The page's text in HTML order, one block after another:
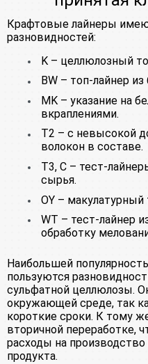
Крафтовые лайнеры
разновидностей:
K – целлюлозный
BW – топ-лайнер
MK – указание на
вкраплениями.
Т2 – с невысокой
волокон в составе.
Т3, С – тест-
сырья.
OY – макулатурный
WT – тест-лайнер
обработку
Наибольшей
пользуются
сульфатной целлюлозы.
окружающей среде, так
короткие сроки. К тому
вторичной переработке,
расходы на
продукта.